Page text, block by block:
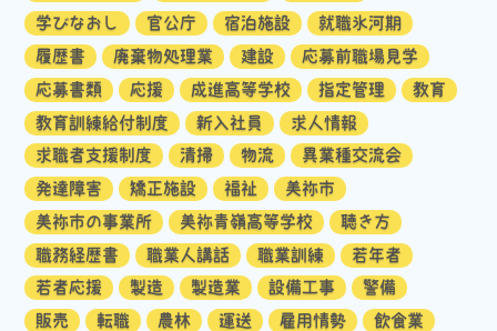
学びなおし
官公庁 宿泊施設
就職氷河期
履歴書
廃棄物処理業 建設
応募前職場見学
応募書類
応援 成進高等学校 指定管理
教育
教育訓練給付制度
新入社員
求人情報
求職者支援制度
清掃 物流
異業種交流会
発達障害
矯正施設 福祉
美祢市
美祢市の事業所
美祢青嶺高等学校
聴き方
職務経歴書
職業人講話 職業訓練
若年者
若者応援
製造 製造業 設備工事
警備
販売
転職 農林 運送 雇用情勢
飲食業